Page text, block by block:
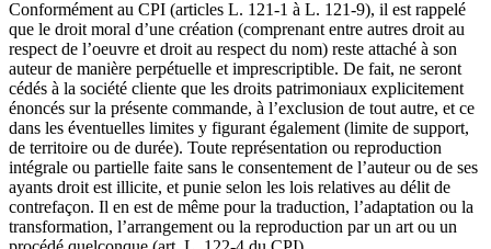
Conformément au CPI (articles L. 121-1 à L. 121-9), il est rappelé
que le droit moral d’une création (comprenant entre autres droit au
respect de l’oeuvre et droit au respect du nom) reste attaché à son
auteur de manière perpétuelle et imprescriptible. De fait, ne seront
cédés à la société cliente que les droits patrimoniaux explicitement
énoncés sur la présente commande, à l’exclusion de tout autre, et ce
dans les éventuelles limites y figurant également (limite de support,
de territoire ou de durée). Toute représentation ou reproduction
intégrale ou partielle faite sans le consentement de l’auteur ou de ses
ayants droit est illicite, et punie selon les lois relatives au délit de
contrefaçon. Il en est de même pour la traduction, l’adaptation ou la
transformation, l’arrangement ou la reproduction par un art ou un